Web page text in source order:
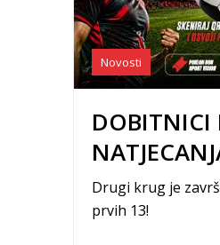
Novosti
DOBITNICI
Drugi krug je
prvih 13!